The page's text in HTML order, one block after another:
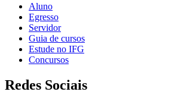
Aluno
Egresso
Servidor
Guia de cursos
Estude no IFG
Concursos
Redes Sociais